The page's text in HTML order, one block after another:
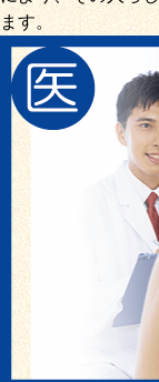
ます。